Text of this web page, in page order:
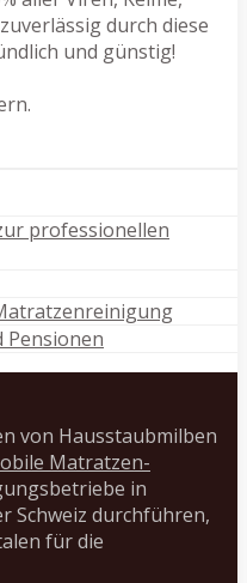
durch diese
und günstig!
professionellen
Pensionen
von Hausstaubmilben
Matratzen-
in
Schweiz durchführen,
für die